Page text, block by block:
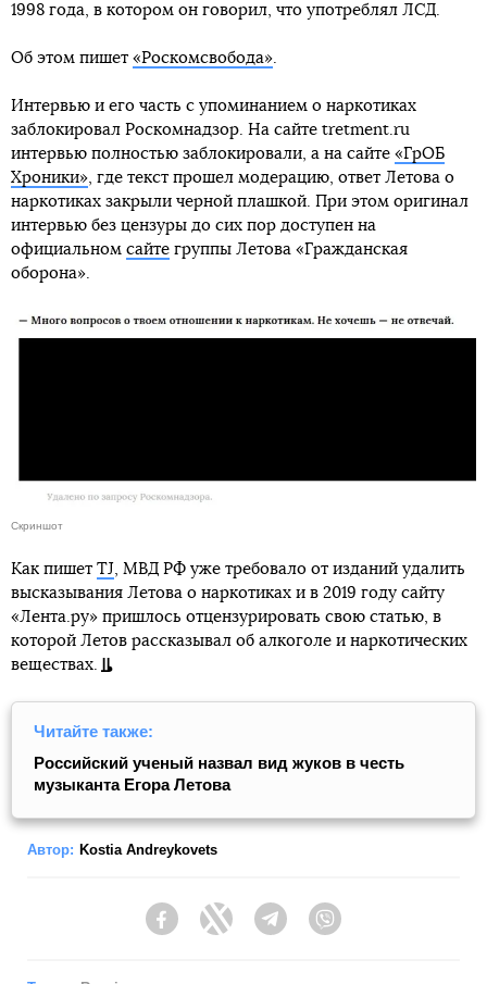
1998 года, в котором он говорил, что употреблял ЛСД.
Об этом пишет «Роскомсвобода»
Интервью и его часть с упоминанием о наркотиках
заблокировал Роскомнадзор. На сайте tretment.ru
интервью полностью заблокировали, а на сайте «ГрОБ
Хроники» , где текст прошел модерацию, ответ Летова о
наркотиках закрыли черной плашкой. При этом оригинал
интервью без цензуры до сих пор доступен на
официальном сайте группы Летова «Гражданская
оборона».
Скриншот
Как пишет TJ, МВД РФ уже требовало от изданий удалить
высказывания Летова о наркотиках и в 2019 году сайту
«Лента.ру» пришлось отцензурировать свою статью, в
которой Летов рассказывал об алкоголе и наркотических
веществах.
Читайте также:
Российский ученый назвал вид жуков в честь
музыканта Егора Летова
Автор: Kostia Andreykovets
FacebookTwitter Telegram